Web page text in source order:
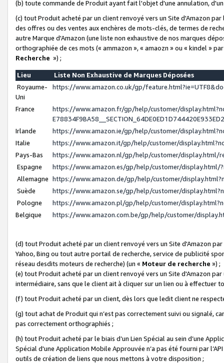
(b) toute commande de Produit ayant fait l'objet d'une annulation,
(c) tout Produit acheté par un client renvoyé vers un Site d'Amazon
des offres ou des ventes aux enchères de mots-clés, de termes de
autre Marque d'Amazon (une liste non exhaustive de nos marques
orthographiée de ces mots (« ammazon », « amaozn » ou « kindel »
Recherche ») ;
Lieu
Liste Non Exhaustive de Marques Déposées
Royaume-
Uni
https://www.amazon.co.uk/gp/
France
https://www.amazon.fr/gp/help/customer/
Irlande
https://www.amazon.ie/gp/help/customer/
Italie
https://www.amazon.it/gp/help/customer/
Pays-Bas
https://www.amazon.nl/gp/help/customer/display.html/
Espagne
https://www.amazon.es/gp/help/customer/display.html/
Allemagne https://www.amazon.de/gp/help/customer/
Suède
https://www.amazon.se/gp/help/customer/
Pologne
https://www.amazon.pl/gp/help/customer/
Belgique
https://www.amazon.com.be/gp/help/customer/
(d) tout Produit acheté par un client renvoyé vers un Site d'Amazon
Yahoo, Bing ou tout autre portail de recherche, service de publicité
réseau desdits moteurs de recherche) (un « Moteur de recherche ») ;
(e) tout Produit acheté par un client renvoyé vers un Site d'Amazon
intermédiaire, sans que le client ait à cliquer sur un lien ou à
(f) tout Produit acheté par un client, dès lors que ledit client ne
(g) tout achat de Produit qui n’est pas correctement suivi ou signalé,
pas correctement orthographiés ;
(h) tout Produit acheté par le biais d’un Lien Spécial au sein d’une
Spécial d'une Application Mobile Approuvée n’a pas été fourni par
outils de création de liens que nous mettons à votre disposition ;